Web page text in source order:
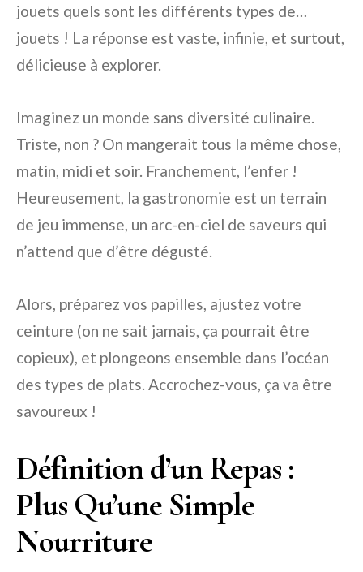
jouets quels sont les différents types de…
jouets ! La réponse est vaste, infinie, et surtout,
délicieuse à explorer.
Imaginez un monde sans diversité culinaire.
Triste, non ? On mangerait tous la même chose,
matin, midi et soir. Franchement, l’enfer !
Heureusement, la gastronomie est un terrain
de jeu immense, un arc-en-ciel de saveurs qui
n’attend que d’être dégusté.
Alors, préparez vos papilles, ajustez votre
ceinture (on ne sait jamais, ça pourrait être
copieux), et plongeons ensemble dans l’océan
des types de plats. Accrochez-vous, ça va être
savoureux !
Définition d’un Repas :
Plus Qu’une Simple
Nourriture